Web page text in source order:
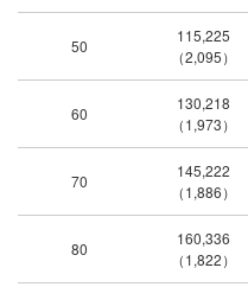
50
115,225
（2,095）
60
130,218
（1,973）
70
145,222
（1,886）
80
160,336
（1,822）